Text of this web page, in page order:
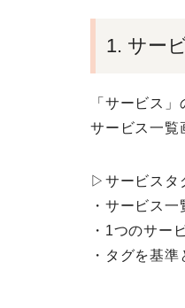
1. サー
「サービス
サービス一覧
▷サービスタ
・サービス
・1つのサー
・タグを基